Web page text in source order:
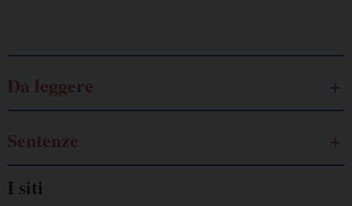
Da leggere
Sentenze
I siti